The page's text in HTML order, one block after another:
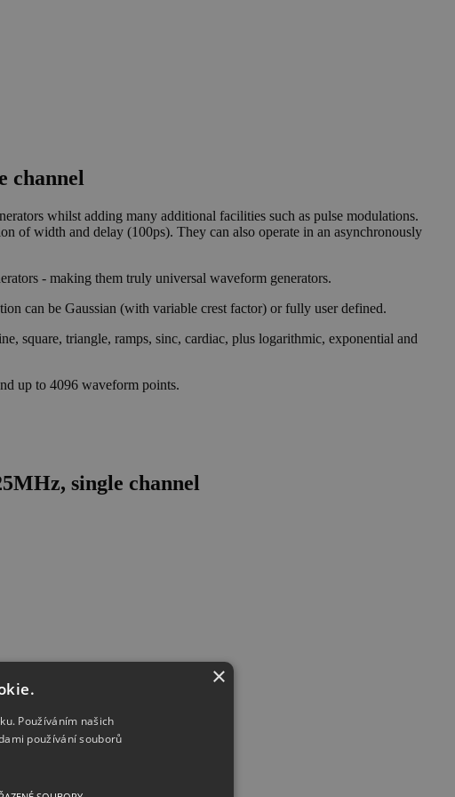
channel
whilst adding many additional facilities such as pulse modulations.
of width and delay (100ps). They can also operate in an asynchronously
- making them truly universal waveform generators.
can be Gaussian (with variable crest factor) or fully user defined.
square, triangle, ramps, sinc, cardiac, plus logarithmic, exponential and
up to 4096 waveform points.
single channel
×
Používáním našich
používání souborů